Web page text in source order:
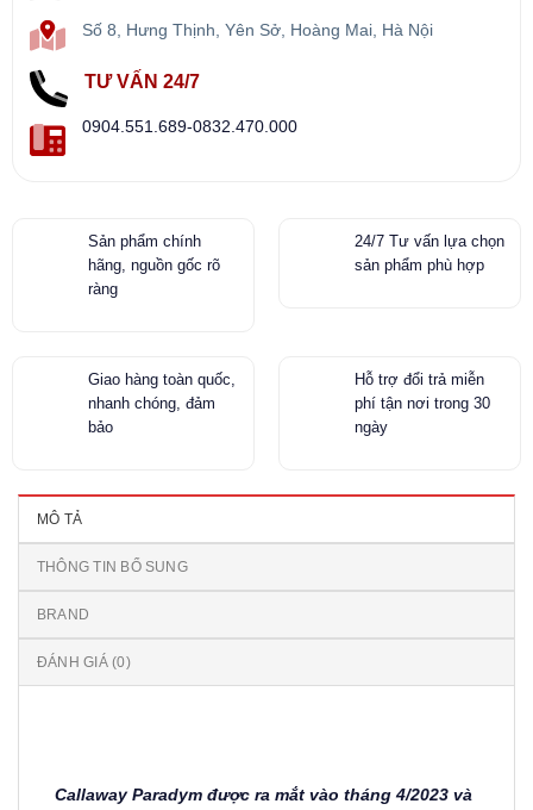
Số 8, Hưng Thịnh, Yên Sở, Hoàng Mai, Hà Nội
TƯ VẤN 24/7
0904.551.689-0832.470.000
Sản phẩm chính
hãng, nguồn gốc rõ
ràng
24/7 Tư vấn lựa chọn
sản phẩm phù hợp
Giao hàng toàn quốc,
nhanh chóng, đảm
bảo
Hỗ trợ đổi trả miễn
phí tận nơi trong 30
ngày
MÔ TẢ
THÔNG TIN BỔ SUNG
BRAND
ĐÁNH GIÁ (0)
Callaway Paradym được ra mắt vào tháng 4/2023 và